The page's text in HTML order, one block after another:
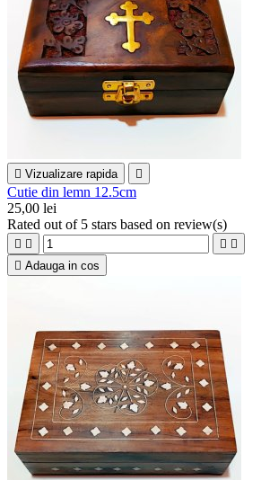
 Vizualizare rapida 
Cutie din lemn 12.5cm
25,00 lei
Rated out of 5 stars based on review(s)
   
 Adauga in cos